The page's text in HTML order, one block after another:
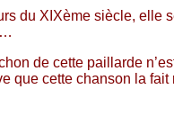
du XIXème siècle, elle
de cette paillarde
que cette chanson la